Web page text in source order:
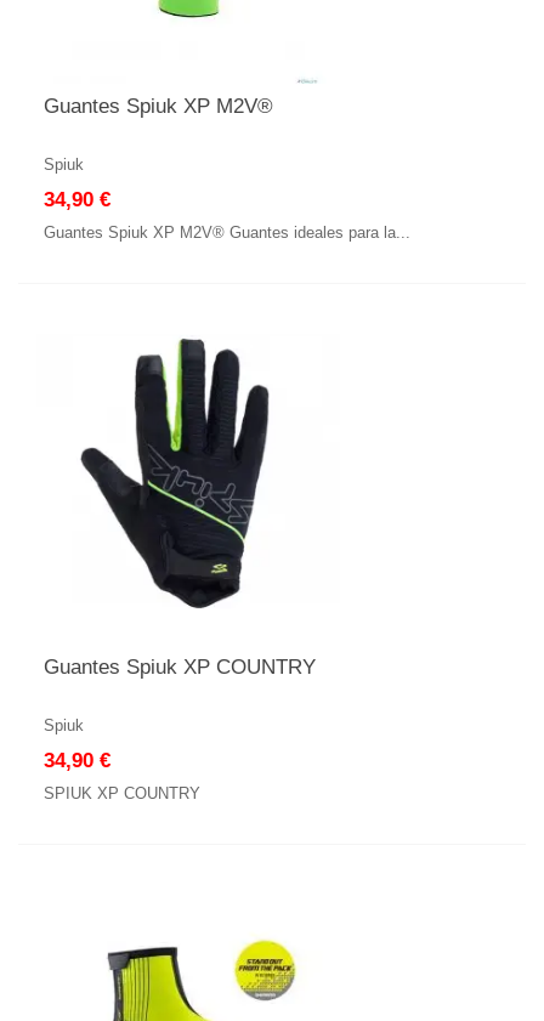
Guantes Spiuk XP M2V®
Spiuk
34,90 €
Guantes Spiuk XP M2V® Guantes ideales para la...
Guantes Spiuk XP COUNTRY
Spiuk
34,90 €
SPIUK XP COUNTRY